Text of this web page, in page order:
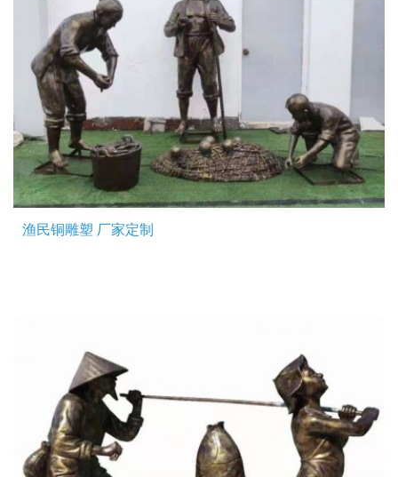
渔民铜雕塑 厂家定制